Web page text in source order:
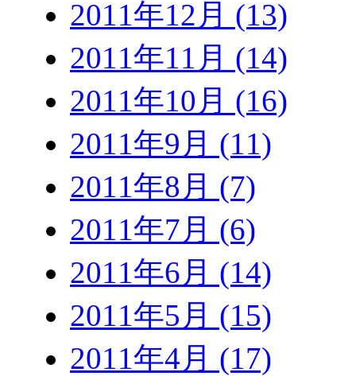
2011年12月 (13)
2011年11月 (14)
2011年10月 (16)
2011年9月 (11)
2011年8月 (7)
2011年7月 (6)
2011年6月 (14)
2011年5月 (15)
2011年4月 (17)